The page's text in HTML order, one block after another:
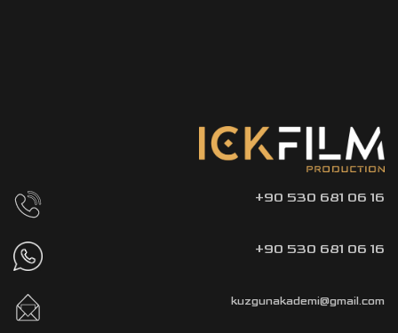
+90 530 681 06 16
+90 530 681 06 16
kuzgunakademi@gmail.com